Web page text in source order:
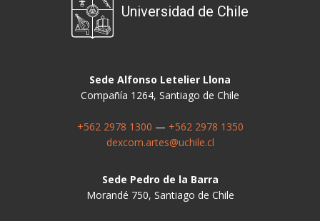
Universidad de Chile
Sede Alfonso Letelier Llona
Compañía 1264, Santiago de Chile
+562 2978 1300 — +562 2978 1350
dexcom.artes@uchile.cl
Sede Pedro de la Barra
Morandé 750, Santiago de Chile